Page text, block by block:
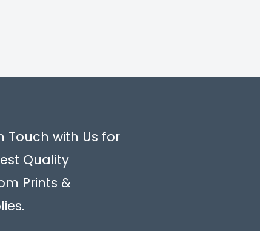
Touch with Us for
Quality
Prints &